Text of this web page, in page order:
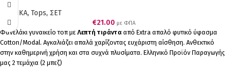
ΓΥΝΑΙΚΑ, Tops, ΣΕΤ
€21.00 με ΦΠΑ
Φανελάκι γυναικείο τοπ με Λεπτή τιράντα από Extra απαλό φυτικό ύφασμα
Cotton/Modal. Αγκαλιάζει απαλά χαρίζοντας ευχάριστη αίσθηση. Ανθεκτικό
στην καθημερινή χρήση και στα συχνά πλυσίματα. Ελληνικό Προϊόν Παραγωγής
μας 2 τεμάχια (2 μπεζ)